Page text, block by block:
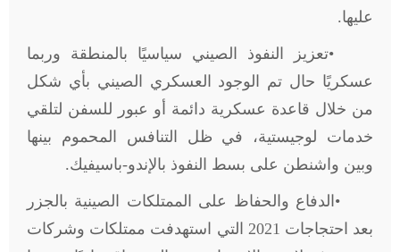
عليها.
•تعزيز النفوذ الصيني سياسيًا بالمنطقة وربما
عسكريًا حال تم الوجود العسكري الصيني بأي شكل
من خلال قاعدة عسكرية دائمة أو عبور للسفن لتلقي
خدمات لوجيستية، في ظل التنافس المحموم بينها
وبين واشنطن على بسط النفوذ بالإندو-باسيفيك.
• الدفاع والحفاظ على الممتلكات الصينية بالجزر
بعد احتجاجات 2021 التي استهدفت ممتلكات وشركات